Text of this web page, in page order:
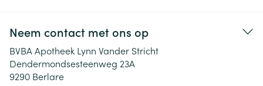
Neem contact met ons op
BVBA Apotheek Lynn Vander Stricht
Dendermondsesteenweg 23A
9290 Berlare